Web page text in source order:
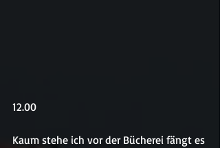
12.00
Kaum stehe ich vor der Bücherei fängt es